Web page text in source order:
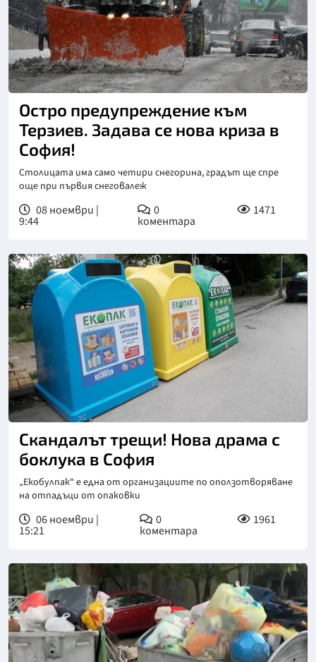
Остро предупреждение към
Терзиев. Задава се нова криза в
София!
Столицата има само четири снегорина, градът ще спре
още при първия снеговалеж
08 ноември |
9:44
0
коментара
1471
Скандалът трещи! Нова драма с
боклука в София
„Екобулпак“ е една от организациите по оползотворяване
на отпадъци от опаковки
06 ноември |
15:21
0
коментара
1961